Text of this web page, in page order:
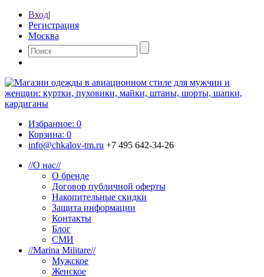
Вход|
Регистрация
Москва
Избранное: 0
Корзина: 0
info@chkalov-tm.ru +7 495 642-34-26
//О нас//
О бренде
Договор публичной оферты
Накопительные скидки
Защита информации
Контакты
Блог
СМИ
//Marina Militare//
Мужское
Женское